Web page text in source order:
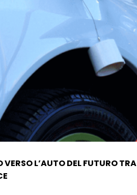
L’AUTO DEL FUTURO TRA